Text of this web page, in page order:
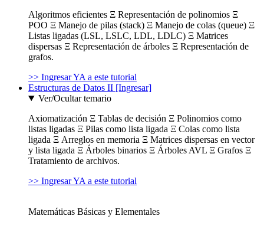
Algoritmos eficientes Ξ Representación de polinomios Ξ
POO Ξ Manejo de pilas (stack) Ξ Manejo de colas (queue) Ξ
Listas ligadas (LSL, LSLC, LDL, LDLC) Ξ Matrices
dispersas Ξ Representación de árboles Ξ Representación de
grafos.
>> Ingresar YA a este tutorial
Estructuras de Datos II [Ingresar]
Ver/Ocultar temario
Axiomatización Ξ Tablas de decisión Ξ Polinomios como
listas ligadas Ξ Pilas como lista ligada Ξ Colas como lista
ligada Ξ Arreglos en memoria Ξ Matrices dispersas en vector
y lista ligada Ξ Árboles binarios Ξ Árboles AVL Ξ Grafos Ξ
Tratamiento de archivos.
>> Ingresar YA a este tutorial
Matemáticas Básicas y Elementales